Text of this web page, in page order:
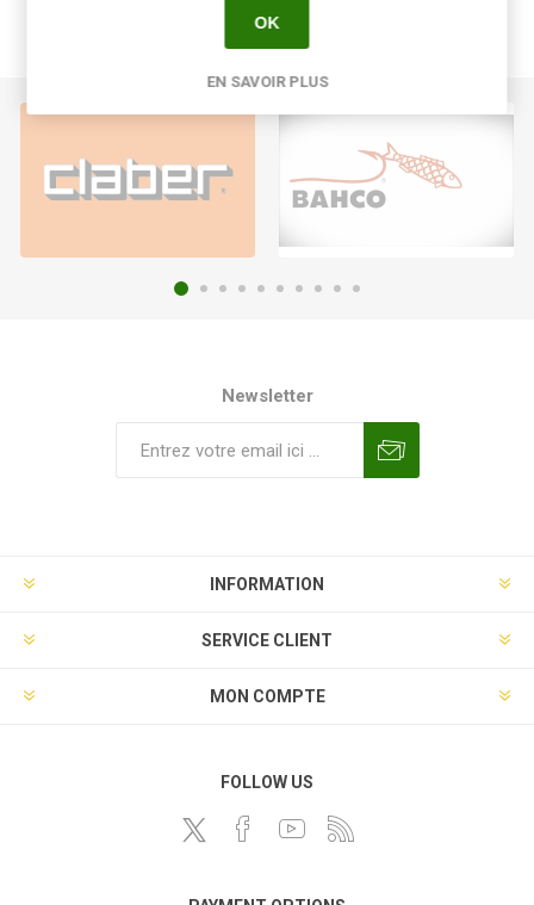
Newsletter
INFORMATION
SERVICE CLIENT
MON COMPTE
FOLLOW US
OK
EN SAVOIR PLUS